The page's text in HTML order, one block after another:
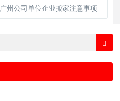
广州公司单位企业搬家注意事项